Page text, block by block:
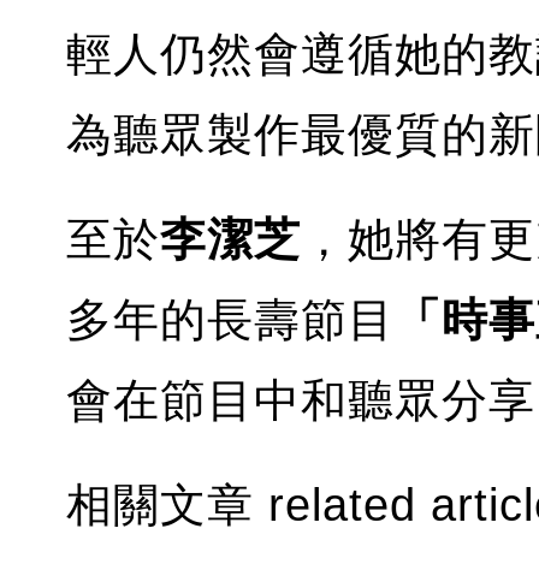
輕人仍然會遵循她的
為聽眾製作最優質的
至於李潔芝 ，她將有
多年的長壽節目
「時
會在節目中和聽眾分
相關文章 related